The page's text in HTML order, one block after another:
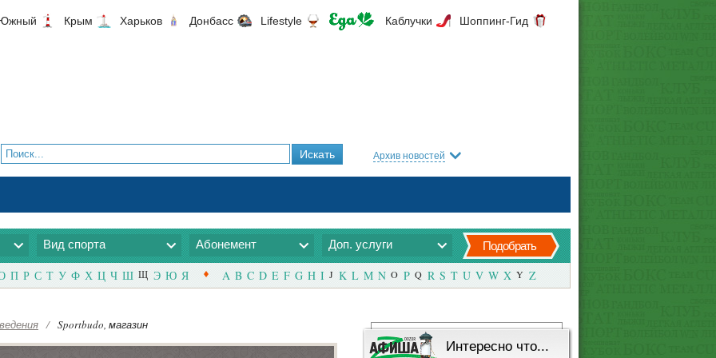
Крым Харьков Донбасс Lifestyle Каблучки Шоппинг-Гид
Архив новостей
Вид спорта Абонемент Доп. услуги Подобрать
П Р С Т У Ф Х Ц Ч Ш Щ Э Ю Я A B C D E F G H I J K L M N O P Q R S T U V W X Y Z
/ Sportbudo, магазин
Интересно что...